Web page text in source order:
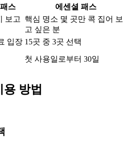
스
에센셜 패스
보고 핵심 명소 몇 곳만 콕 집어 보
고 싶은 분
입장 15곳 중 3곳 선택
첫 사용일로부터 30일
방법